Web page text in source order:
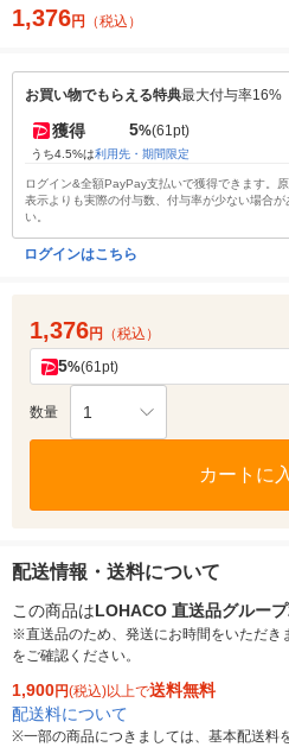
1,376円 （税込）
お買い物でもらえる特典最大付与率16%
獲得 5%(61pt)
うち4.5%は利用先・期間限定
ログイン&全額PayPay支払いで獲得できます。
表示よりも実際の付与数、付与率が少ない場合
い。
ログインはこちら
1,376円 （税込）
5%(61pt)
数量 1
カートに
配送情報・送料について
この商品はLOHACO 直送品グルー
※直送品のため、発送にお時間をいただき
をご確認ください。
1,900円(税込)以上で送料無料
配送料について
※一部の商品につきましては、基本配送料